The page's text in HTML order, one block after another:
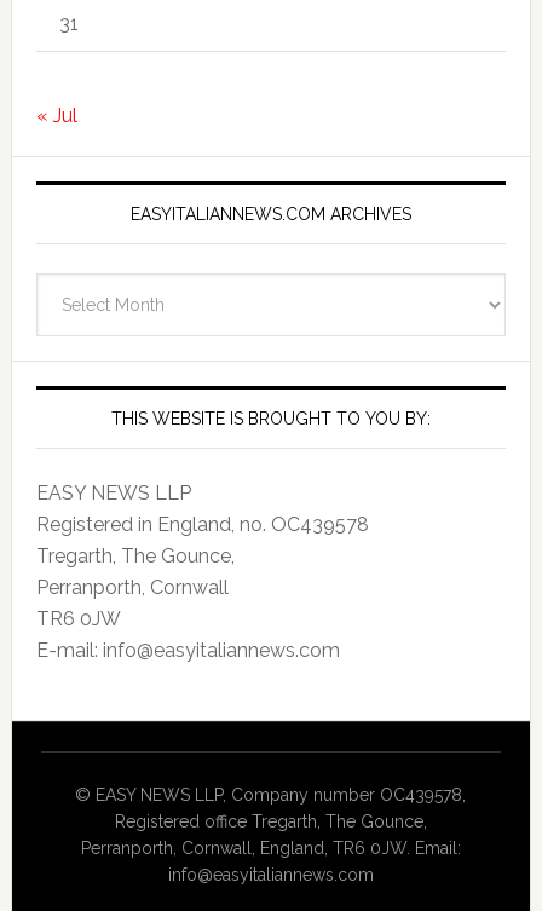
31
« Jul
EASYITALIANNEWS.COM ARCHIVES
THIS WEBSITE IS BROUGHT TO YOU BY:
EASY NEWS LLP
Registered in England, no. OC439578
Tregarth, The Gounce,
Perranporth, Cornwall
TR6 0JW
E-mail: info@easyitaliannews.com
© EASY NEWS LLP, Company number OC439578,
Registered office Tregarth, The Gounce,
Perranporth, Cornwall, England, TR6 0JW. Email:
info@easyitaliannews.com